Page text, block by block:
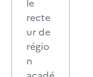
le
recte
ur de
régio
n